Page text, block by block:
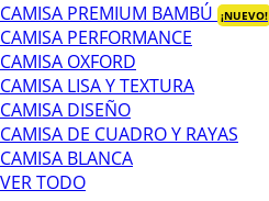
CAMISA PREMIUM BAMBÚ ¡NUEVO!
CAMISA PERFORMANCE
CAMISA OXFORD
CAMISA LISA Y TEXTURA
CAMISA DISEÑO
CAMISA DE CUADRO Y RAYAS
CAMISA BLANCA
VER TODO